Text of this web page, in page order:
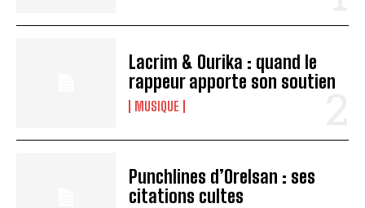
Lacrim & Ourika : quand le
rappeur apporte son soutien
MUSIQUE
Punchlines d’Orelsan : ses
citations cultes